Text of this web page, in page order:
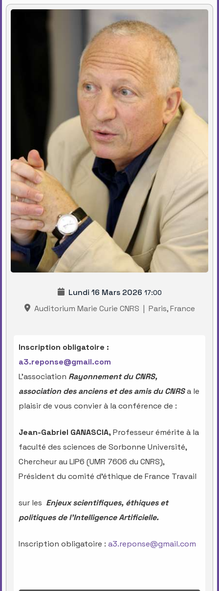
Lundi 16 Mars 2026 17:00
Auditorium Marie Curie CNRS | Paris, France
Inscription obligatoire :
a3.reponse@gmail.com
L’association Rayonnement du CNRS,
association des anciens et des amis du CNRSa le
plaisir de vous convier à la conférence de :
Jean-Gabriel GANASCIA,Professeur émérite à la
faculté des sciences de Sorbonne Université,
Chercheur au LIP6 (UMR 7606 du CNRS),
Président du comité d’éthique de France Travail
sur les Enjeux scientifiques, éthiques et
politiques de l’Intelligence Artificielle.
Inscription obligatoire : a3.reponse@gmail.com